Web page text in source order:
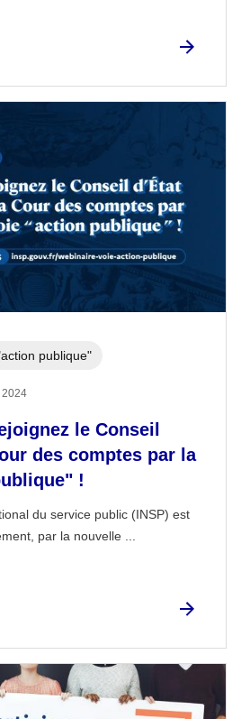
le Conseil
des comptes par la
!
du service public (INSP) est
par la nouvelle ...
publique"
2024